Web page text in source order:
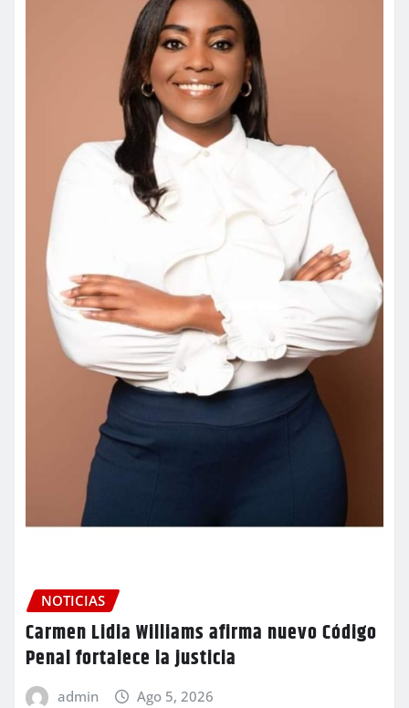
NOTICIAS
Carmen Lidia Williams afirma nuevo Código
Penal fortalece la justicia
admin Ago 5, 2026